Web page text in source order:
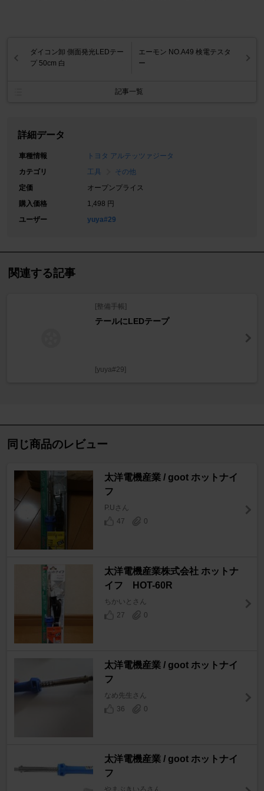
ダイコン卸 側面発光LEDテー
プ 50cm 白
エーモン NO.A49 検電テスタ
ー
記事一覧
詳細データ
車種情報
トヨタ アルテッツァジータ
カテゴリ
工具
その他
定価
オープンプライス
購入価格
1,498 円
ユーザー
yuya#29
関連する記事
[整備手帳]
テールにLEDテープ
[yuya#29]
同じ商品のレビュー
太洋電機産業 / goot ホットナイ
フ
P.Uさん
47
0
太洋電機産業株式会社 ホットナ
イフ HOT-60R
ちかいとさん
27
0
太洋電機産業 / goot ホットナイ
フ
なめ先生さん
36
0
太洋電機産業 / goot ホットナイ
フ
やまぶきいろさん